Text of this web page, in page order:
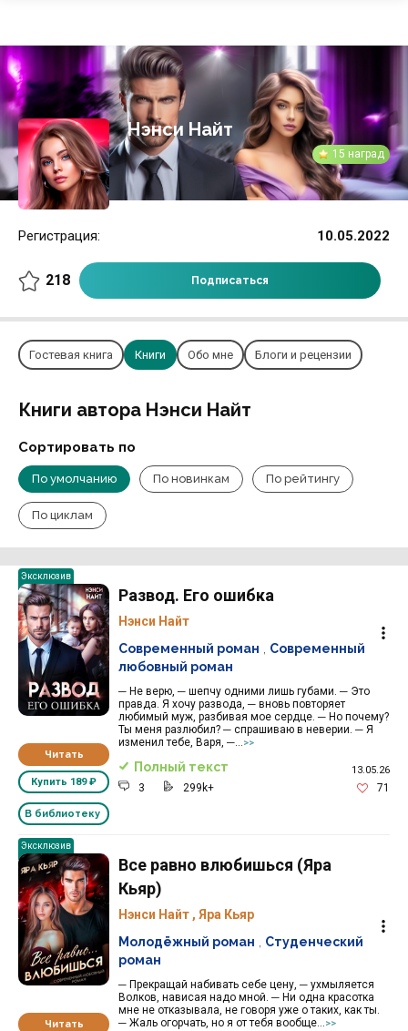
Нэнси Найт
15 наград
10.05.2022
Регистрация:
218 Подписаться
Гостевая книга Книги Обо мне Блоги и рецензии
Книги автора Нэнси Найт
Сортировать по
По умолчанию По новинкам По рейтингу
По циклам
Эксклюзив
Читать
Купить 189 ₽
В библиотеку
Развод. Его ошибка
Нэнси Найт
─ Не верю, ─ шепчу одними лишь губами. ─ Это
правда. Я хочу развода, ─ вновь повторяет
любимый муж, разбивая мое сердце. ─ Но почему?
Ты меня разлюбил? ─ спрашиваю в неверии. ─ Я
изменил тебе, Варя, ─...>>
Современный роман
Современный
любовный роман
Полный текст 13.05.26
3 299k+ 71
Эксклюзив
Читать
Все равно влюбишься (Яра
Кьяр)
Нэнси Найт , Яра Кьяр
─ Прекращай набивать себе цену, ─ ухмыляется
Волков, нависая надо мной. ─ Ни одна красотка
мне не отказывала, не говоря уже о таких, как ты.
─ Жаль огорчать, но я от тебя вообще...>>
Молодёжный роман
Студенческий
роман